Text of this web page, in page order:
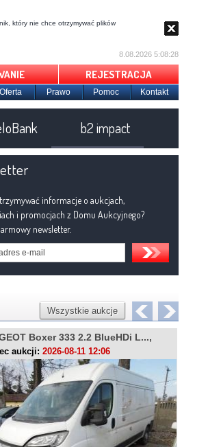
który nie chce otrzymywać plików
8.08.2026 5:08:29
REJESTRACJA
Prawo Pomoc Kontakt
b2 impact
informacje o aukcjach,
i promocjach z Domu Aukcyjnego?
newsletter.
Wszystkie aukcje
Boxer 333 2.2 BlueHDi L...,
aukcji: 2026-08-11 12:06